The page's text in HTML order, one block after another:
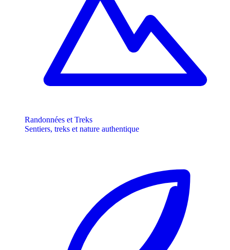
Randonnées et Treks
Sentiers, treks et nature authentique